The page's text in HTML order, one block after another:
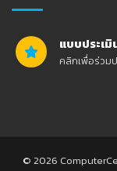
แบบประเ
คลิกเพื่อร่วมป
© 2026